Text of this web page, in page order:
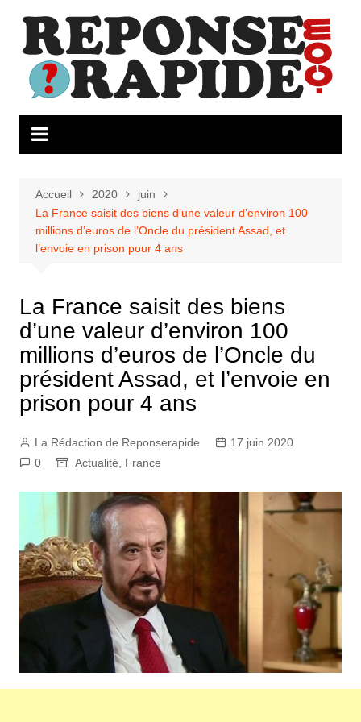
contenu
Accueil 2020
juin
La France saisit des biens d’une valeur d’environ 100
millions d’euros de l’Oncle du président Assad, et
l’envoie en prison pour 4 ans
La France saisit des biens
d’une valeur d’environ 100
millions d’euros de l’Oncle du
président Assad, et l’envoie en
prison pour 4 ans
La Rédaction de Reponserapide
17 juin 2020
0
Actualité France